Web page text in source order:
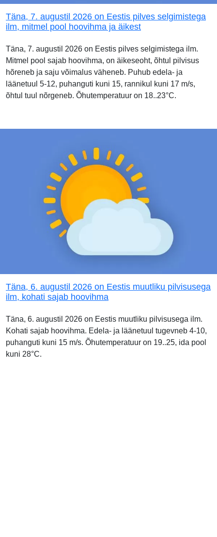
Täna, 7. augustil 2026 on Eestis pilves selgimistega
ilm, mitmel pool hoovihma ja äikest
Täna, 7. augustil 2026 on Eestis pilves selgimistega ilm.
Mitmel pool sajab hoovihma, on äikeseoht, õhtul pilvisus
hõreneb ja saju võimalus väheneb. Puhub edela- ja
läänetuul 5-12, puhanguti kuni 15, rannikul kuni 17 m/s,
õhtul tuul nõrgeneb. Õhutemperatuur on 18..23°C.
Täna, 6. augustil 2026 on Eestis muutliku pilvisusega
ilm, kohati sajab hoovihma
Täna, 6. augustil 2026 on Eestis muutliku pilvisusega ilm.
Kohati sajab hoovihma. Edela- ja läänetuul tugevneb 4-10,
puhanguti kuni 15 m/s. Õhutemperatuur on 19..25, ida pool
kuni 28°C.